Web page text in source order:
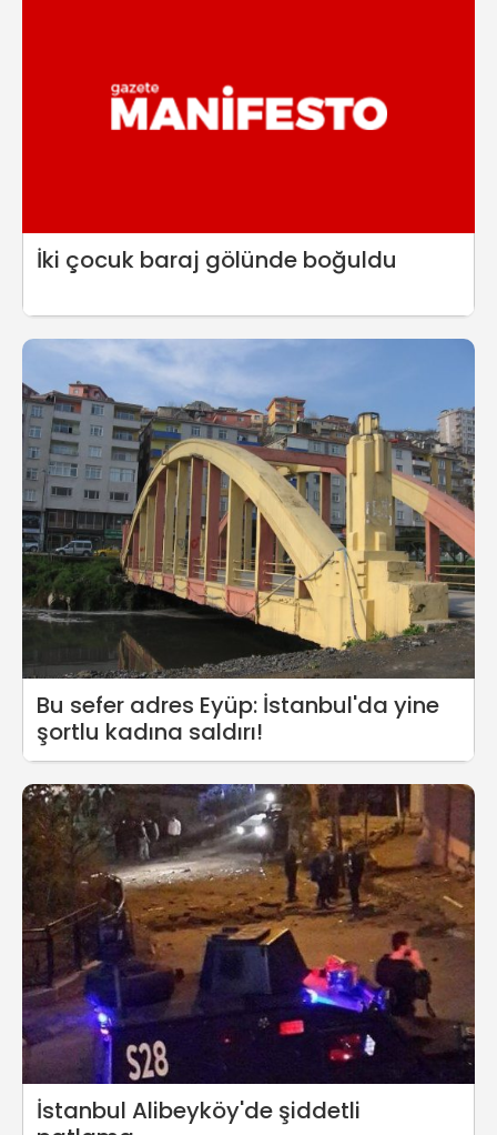
İki çocuk baraj gölünde boğuldu
Bu sefer adres Eyüp: İstanbul'da yine
şortlu kadına saldırı!
İstanbul Alibeyköy'de şiddetli